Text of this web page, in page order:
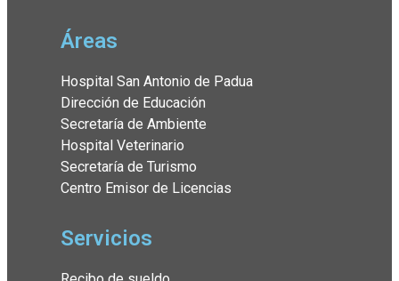
Áreas
Hospital San Antonio de Padua
Dirección de Educación
Secretaría de Ambiente
Hospital Veterinario
Secretaría de Turismo
Centro Emisor de Licencias
Servicios